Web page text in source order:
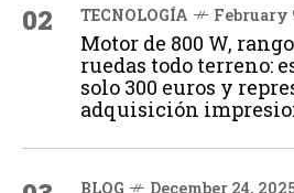
02 TECNOLOGÍA February
Motor de 800 W,
ruedas todo terreno:
solo 300 euros y
adquisición
BLOG December 24,